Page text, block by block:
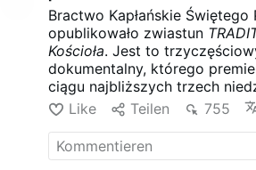
hierarquia da Igreja.
Bractwo Kapłańskie Świętego
opublikowało zwiastun
Kościoła. Jest to
dokumentalny, którego
ciągu najbliższych trzech
wyprodukowany we
Generalnym FSSPX w ciągu
kapłanów, seminarzystów,
apostolatów Bractwa na
Like Teilen 755